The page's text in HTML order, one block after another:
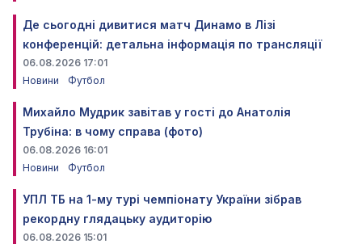
Де сьогодні дивитися матч Динамо в Лізі
конференцій: детальна інформація по трансляції
06.08.2026 17:01
Новини
Футбол
Михайло Мудрик завітав у гості до Анатолія
Трубіна: в чому справа (фото)
06.08.2026 16:01
Новини
Футбол
УПЛ ТБ на 1-му турі чемпіонату України зібрав
рекордну глядацьку аудиторію
06.08.2026 15:01